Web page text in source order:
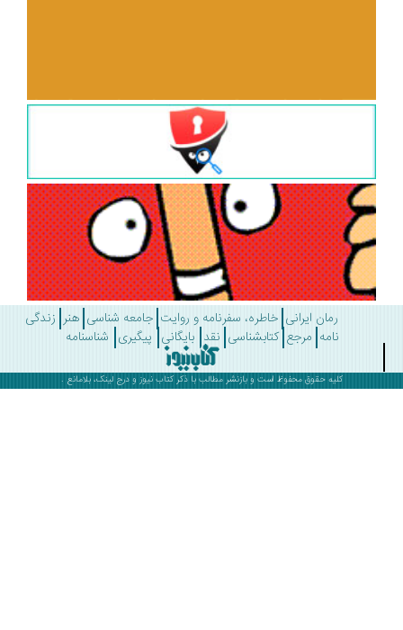
رمان ایرانی خاطره، سفرنامه و روایت جامعه شناسی هنر زندگی
مرجع کتابشناسی نقد بایگانی پیگیری شناسنامه
کلیه حقوق محفوظ است و بازنشر مطالب با ذکرکتاب نیوز و درج لینک، بلامانع .